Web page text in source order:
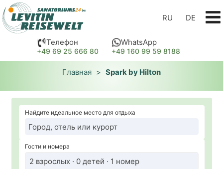
Телефон
+49 69 25 666 80
WhatsApp
+49 160 99 59 8188
RU DE
Главная > Spark by Hilton
Найдите идеальное место для отдыха
Гости и номера
2 взрослых · 0 детей · 1 номер